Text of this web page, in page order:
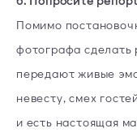
Помимо
фотографа сделать
передают живые
невесту, смех
и есть настоящая